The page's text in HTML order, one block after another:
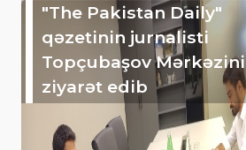
"The Pakistan Daily"
qəzetinin jurnalisti
Topçubaşov Mərkəzini
ziyarət edib